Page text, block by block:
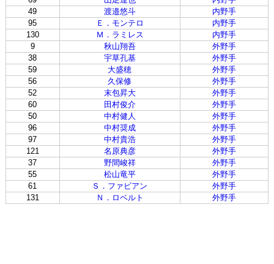
49
渡邉悠斗
内野手
95
Ｅ．モンテロ
内野手
130
Ｍ．ラミレス
内野手
9
秋山翔吾
外野手
38
宇草孔基
外野手
59
大盛穂
外野手
56
久保修
外野手
52
末包昇大
外野手
60
田村俊介
外野手
50
中村健人
外野手
96
中村奨成
外野手
97
中村貴浩
外野手
121
名原典彦
外野手
37
野間峻祥
外野手
55
松山竜平
外野手
61
Ｓ．ファビアン
外野手
131
Ｎ．ロベルト 外野手